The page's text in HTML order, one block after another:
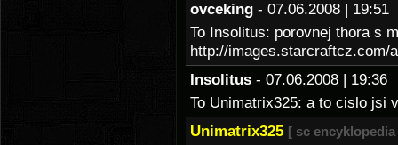
ovceking - 07.06.2008 |
To Insolitus: porovnej thora s
http://images.starcraftcz.com/
Insolitus - 07.06.2008 |
To Unimatrix325: a to cislo jsi
Unimatrix325 [ sc encyklopedia